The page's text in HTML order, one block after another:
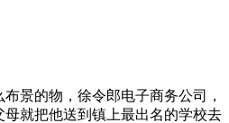
景的物，徐令郎电子商务公司，
就把他送到镇上最出名的学校去